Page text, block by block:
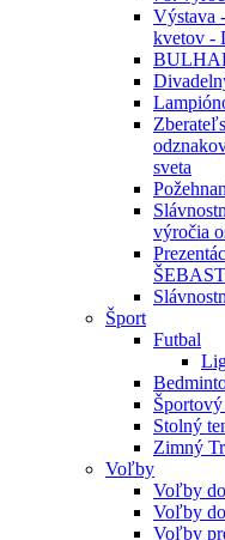
Výstava
kvetov -
sveta
výročia
Šport
Futbal
Stolný
Zimný
Voľby
Voľby
Voľby
Voľby